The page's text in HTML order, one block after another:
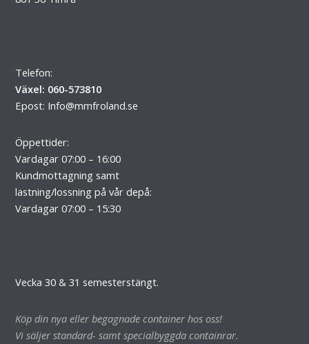
Telefon:
Växel: 060-573810
Epost: Info@mmfroland.se
Öppettider:
Vardagar 07:00 – 16:00
Kundmottagning samt
lastning/lossning på vår depå:
Vardagar 07:00 – 15:30
Vecka 30 & 31 semesterstängt.
Köp din nya eller begagnade container hos oss!
Vi säljer standard- samt specialbyggda containrar.